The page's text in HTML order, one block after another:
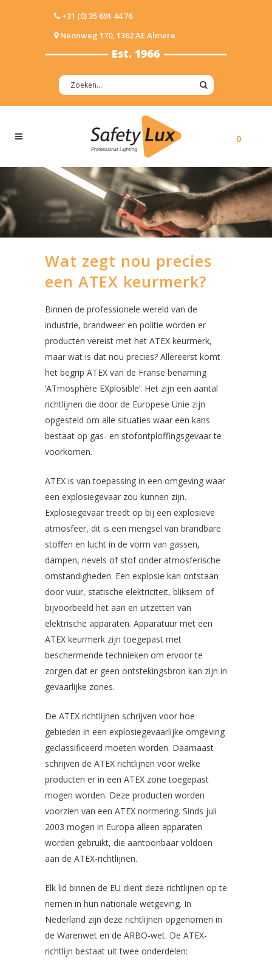
+31 (0) 35 691 44 76
Neonweg 170, 1362 AE Almere
0
Wat zegt nou precies
een ATEX keurmerk?
Binnen de professionele wereld van de
industrie, brandweer en politie worden er
producten vereist met het ATEX keurmerk,
maar wat is dat nou precies? Allereerst komt
het begrip ATEX van de Franse benaming
‘ATmosphère EXplosible’. Het zijn een aantal
richtlijnen die door de Europese Unie zijn
opgesteld om alle situaties waar een kans
bestaat op gas- en stofontploffingsgevaar te
voorkomen.
ATEX is van toepassing in een omgeving waar
een explosiegevaar zou kunnen zijn.
Explosiegevaar treedt op bij een explosieve
atmosfeer, dit is een mengsel van brandbare
stoffen en lucht in de vorm van gassen,
dampen, nevels of stof onder atmosferische
omstandigheden. Een explosie kan ontstaan
door vuur, statische elektriciteit, bliksem of
bijvoorbeeld het aan en uitzetten van
elektrische apparaten. Apparatuur met een
ATEX keurmerk zijn toegepast met
beschermende technieken om ervoor te
zorgen dat er geen ontstekingsbron kan zijn in
gevaarlijke zones.
De ATEX richtlijnen schrijven voor hoe
gebieden in een explosiegevaarlijke omgeving
geclassificeerd moeten worden. Daarnaast
schrijven de ATEX richtlijnen voor welke
producten er in een ATEX zone toegepast
mogen worden. Deze producten worden
voorzien van een ATEX normering. Sinds juli
2003 mogen in Europa alleen apparaten
worden gebruikt, die aantoonbaar voldoen
aan de ATEX-richtlijnen.
Elk lid binnen de EU dient deze richtlijnen op te
nemen in hun nationale wetgeving. In
Nederland zijn deze richtlijnen opgenomen in
de Warenwet en de ARBO-wet. De ATEX-
richtlijn bestaat uit twee onderdelen: